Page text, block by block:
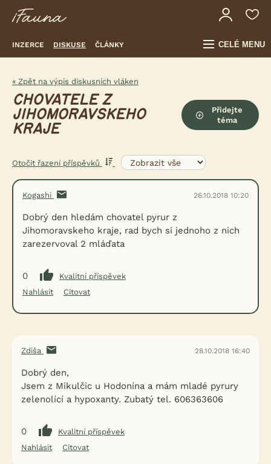
INZERCE DISKUSE ČLÁNKY CELÉ MENU
« Zpět na výpis diskusních vláken
CHOVATELE Z
JIHOMORAVSKEHO
KRAJE
Přidejte
téma
Otočit řazení příspěvků
Kogashi 26.10.2018 10:20
Dobrý den hledám chovatel pyrur z
Jihomoravskeho kraje, rad bych si jednoho z nich
zarezervoval 2 mláďata
0
Kvalitní příspěvek
Nahlásit
Citovat
Zdiša 28.10.2018 16:40
Dobrý den,
Jsem z Mikulčic u Hodonína a mám mladé pyrury
zelenolící a hypoxanty. Zubatý tel. 606363606
0
Kvalitní příspěvek
Nahlásit
Citovat